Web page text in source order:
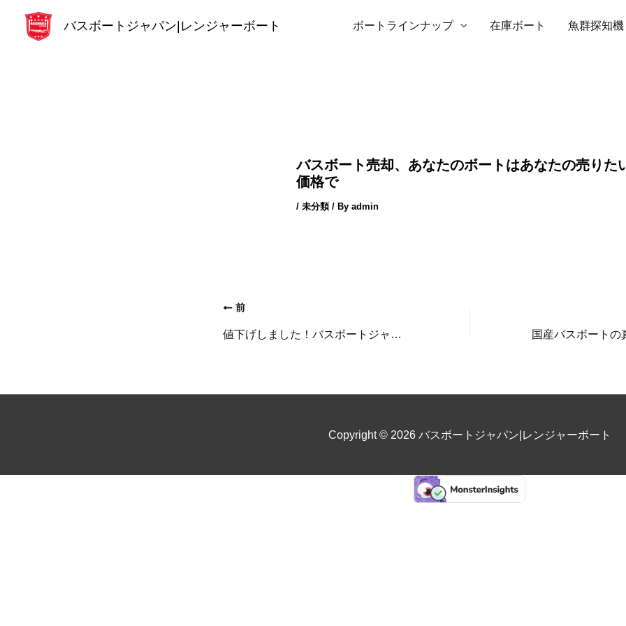
バスボートジャパン|レンジャーボート ボートラインナップ 在庫ボート 魚群探知
バスボート売却、あなたのボートはあなたの売りた
価格で
/ 未分類/ By admin
前
値下げしました！バスボートジャパンの中古艇、レンジャーZ521L。
Copyright © 2026 バスボートジャパン|レンジャーボート